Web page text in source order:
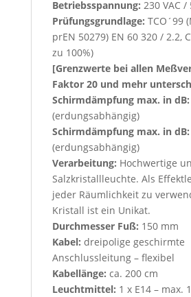
Betriebsspannung: 230 VAC /
Prüfungsgrundlage: TCO´99
prEN 50279) EN 60 320 / 2.2,
zu 100%)
[Grenzwerte bei allen
Faktor 20 und mehr
Schirmdämpfung max. in dB:
(erdungsabhängig)
Schirmdämpfung max. in dB:
(erdungsabhängig)
Verarbeitung: Hochwertige
Salzkristallleuchte. Als
jeder Räumlichkeit zu
Kristall ist ein Unikat.
Durchmesser Fuß: 150 mm
Kabel: dreipolige geschirmte
Anschlussleitung – flexibel
Kabellänge: ca. 200 cm
Leuchtmittel: 1 x E14 – max.